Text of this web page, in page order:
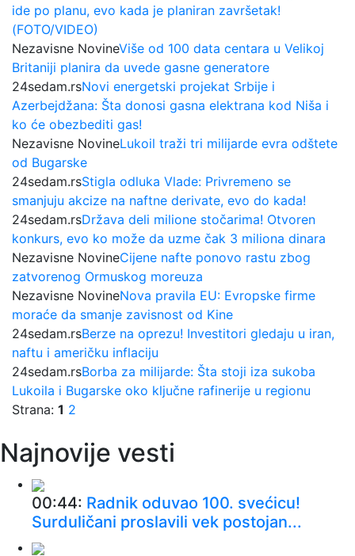
ide po planu, evo kada je planiran završetak!
(FOTO/VIDEO)
Nezavisne NovineViše od 100 data centara u Velikoj
Britaniji planira da uvede gasne generatore
24sedam.rsNovi energetski projekat Srbije i
Azerbejdžana: Šta donosi gasna elektrana kod Niša i
ko će obezbediti gas!
Nezavisne NovineLukoil traži tri milijarde evra odštete
od Bugarske
24sedam.rsStigla odluka Vlade: Privremeno se
smanjuju akcize na naftne derivate, evo do kada!
24sedam.rsDržava deli milione stočarima! Otvoren
konkurs, evo ko može da uzme čak 3 miliona dinara
Nezavisne NovineCijene nafte ponovo rastu zbog
zatvorenog Ormuskog moreuza
Nezavisne NovineNova pravila EU: Evropske firme
moraće da smanje zavisnost od Kine
24sedam.rsBerze na oprezu! Investitori gledaju u iran,
naftu i američku inflaciju
24sedam.rsBorba za milijarde: Šta stoji iza sukoba
Lukoila i Bugarske oko ključne rafinerije u regionu
Strana: 1 2
Najnovije vesti
00:44: Radnik oduvao 100. svećicu!
Surduličani proslavili vek postojan...